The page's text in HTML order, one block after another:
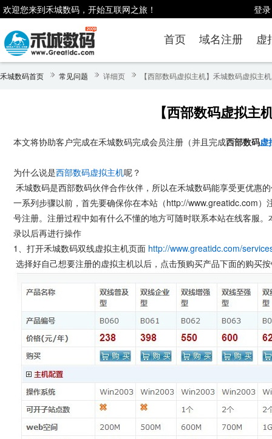
登录
欢迎您来到禾城数码，开始互联网之旅！
首页 域名注册 虚
禾城数码首页 常见问题 详细页 【西部数码虚拟主机】禾城数码虚拟主
【西部数码虚拟主
本文将协助客户完成在禾城数码完成会员注册（并且完成西部数码虚
为什么说是西部数码虚拟主机呢？
禾城数码是西部数码伙伴合作伙伴，所以在禾城数码能享受更优惠
一系列步骤以前，首先要确保你在本站（http://www.greatidc.com
号注册。注册过程中如有什么不懂的地方可随时联系本站在线客服
录以后再进行操作
1、打开禾城数码双线虚拟主机页面 http://www.greatidc.com/
选择好自己想要注册的虚拟主机以后，点击预购买产品下面的购买